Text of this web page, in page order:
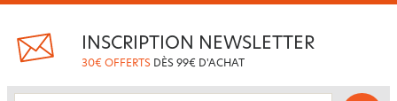
INSCRIPTION NEWSLETTER
30€ OFFERTS DÈS 99€ D'ACHAT